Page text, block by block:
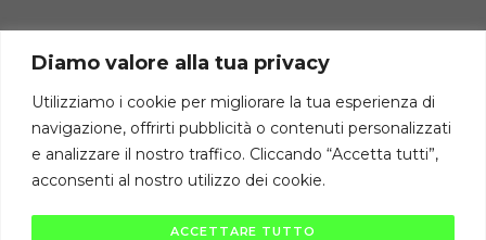
Diamo valore alla tua privacy
Utilizziamo i cookie per migliorare la tua esperienza di
navigazione, offrirti pubblicità o contenuti personalizzati
e analizzare il nostro traffico. Cliccando “Accetta tutti”,
acconsenti al nostro utilizzo dei cookie.
ACCETTARE TUTTO